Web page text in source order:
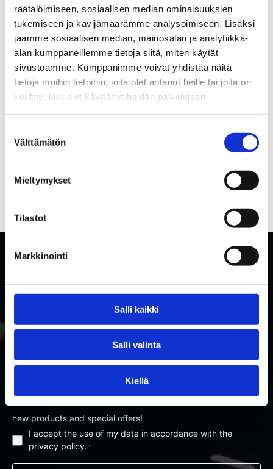
räätälöimiseen, sosiaalisen median ominaisuuksien
tukemiseen ja kävijämäärämme analysoimiseen. Lisäksi
jaamme sosiaalisen median, mainosalan ja analytiikka-
alan kumppaneillemme tietoja siitä, miten käytät
sivustoamme. Kumppanimme voivat yhdistää näitä
tietoja muihin tietoihin, joita olet antanut heille tai joita on
kerätty, kun olet käyttänyt heidän palvelujaan.
valinta
Välttämätön
Mieltymykset
Tilastot
Markkinointi
Salli kaikki
Salli valinta
Kiellä
SUBSCRIBE TO RAKETTITUKKU'S NEWSLETTER
new products and special offers!
Privacy
policy
I accept the use of my data in accordance with the
privacy policy. *